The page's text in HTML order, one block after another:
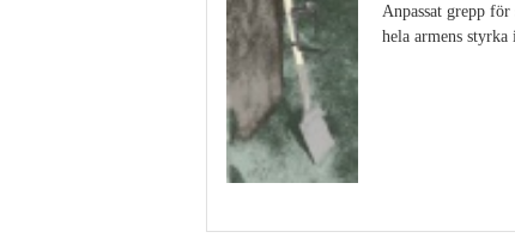
Anpassat grepp
hela armens